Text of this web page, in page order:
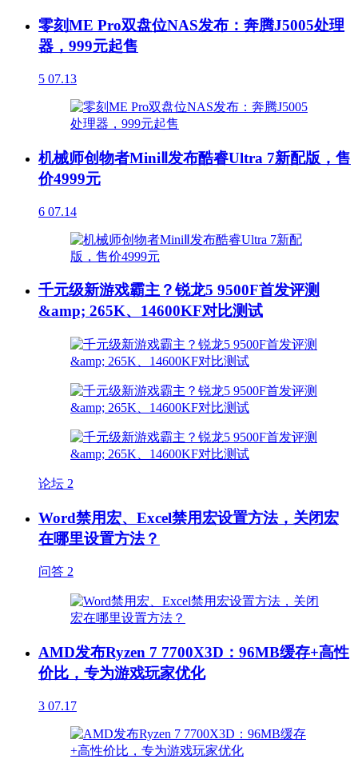
零刻ME Pro双盘位NAS发布：奔腾J5005处理
器，999元起售
5 07.13
机械师创物者MiniⅡ发布酷睿Ultra 7新配版，售
价4999元
6 07.14
千元级新游戏霸主？锐龙5 9500F首发评测
&amp; 265K、14600KF对比测试
论坛 2
Word禁用宏、Excel禁用宏设置方法，关闭宏
在哪里设置方法？
问答 2
AMD发布Ryzen 7 7700X3D：96MB缓存+高性
价比，专为游戏玩家优化
3 07.17